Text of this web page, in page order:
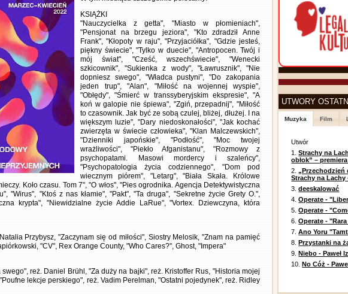
KSIĄŻKI
"Nauczycielka z getta", "Miasto w płomieniach",
"Pensjonat na brzegu jeziora", "Kto zdradził Anne
Frank", "Kłopoty w raju", "Przyjaciółka", "Gdzie jesteś,
piękny świecie", "Tylko w duecie", "Antropocen. Twój i
mój świat", "Cześć, wszechświecie", "Wenecki
szkicownik", "Sukienka z wody", "Ławrusznik", "Nie
dopniesz swego", "Władca pustyni", "Do zakopania
jeden trup", "Alan", "Miłość na wojennej wyspie",
"Obłędy", "Śmierć w transsyberyjskim ekspresie", "A
koń w galopie nie śpiewa", "Zgiń, przepadnij", "Miłość
to czasownik. Jak być ze sobą czulej, bliżej, dłużej. I na
większym luzie", "Dary niedoskonałości", "Jak kochać
zwierzęta w świecie człowieka", "Klan Malczewskich",
"Dzienniki japońskie", "Podłość", "Moc twojej
wrażliwości", "Piekło Afganistanu", "Rozmowy z
psychopatami. Masowi mordercy i szaleńcy",
"Psychopatologia życia codziennego", "Dom pod
wiecznym piórem", "Letarg", "Biała Skała. Królowe
Koło czasu. Tom 7", "O włos", "Pies ogrodnika. Agencja Detektywistyczna
"Wirus", "Ktoś z nas kłamie", "Pakt", "Ta druga", "Sekretne życie Grety O.",
krypta", "Niewidzialne życie Addie LaRue", "Vortex. Dziewczyna, która
Przybysz, "Zaczynam się od miłości", Siostry Melosik, "Znam na pamięć
"CV", Rex Orange County, "Who Cares?", Ghost, "Impera"
reż. Daniel Brühl, "Za duży na bajki", reż. Kristoffer Rus, "Historia mojej
lekcje perskiego", reż. Vadim Perelman, "Ostatni pojedynek", reż. Ridley
UTWORY
Muzyka Film
Utwór
1.Strachy na
obłok” –
2.„Przechodzień
Strachy na Lachy
3.deeskalować
4.Operate -
5.Operate -
6.Operate -
7.Ano Yoru
8.Przystanki na
9.Niebo - Paweł
10.No Cóż -